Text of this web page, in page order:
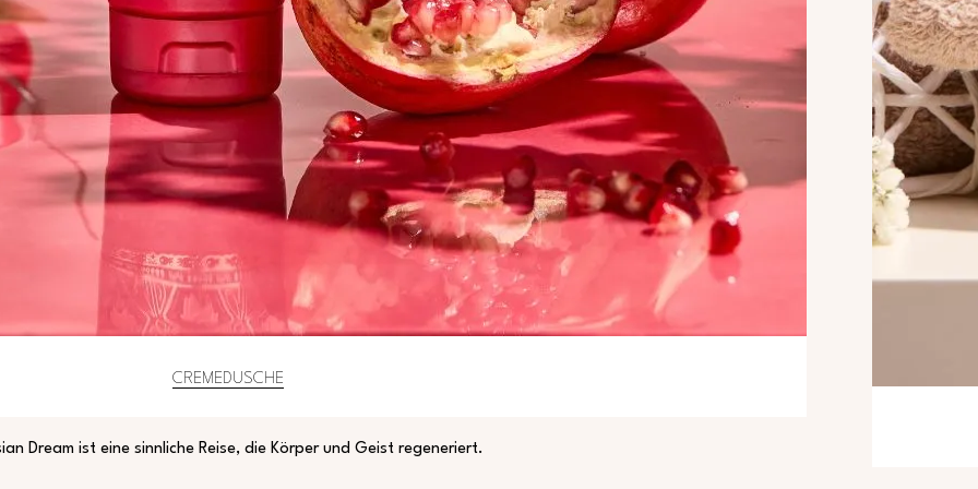
CREMEDUSCHE
Dream ist eine sinnliche Reise, die Körper und Geist regeneriert.